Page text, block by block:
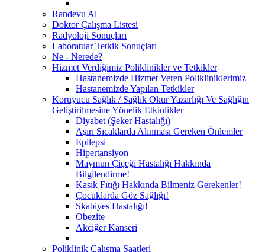
Randevu Al
Doktor Çalışma Listesi
Radyoloji Sonuçları
Laboratuar Tetkik Sonuçları
Ne - Nerede?
Hizmet Verdiğimiz Poliklinikler ve Tetkikler
Hastanemizde Hizmet Veren Polikliniklerimiz
Hastanemizde Yapılan Tetkikler
Koruyucu Sağlık / Sağlık Okur Yazarlığı Ve Sağlığın
Geliştirilmesine Yönelik Etkinlikler
Diyabet (Şeker Hastalığı)
Aşırı Sıcaklarda Alınması Gereken Önlemler
Epilepsi
Hipertansiyon
Maymun Çiçeği Hastalığı Hakkında
Bilgilendirme!
Kasık Fıtığı Hakkında Bilmeniz Gerekenler!
Çocuklarda Göz Sağlığı!
Skabiyes Hastalığı!
Obezite
Akciğer Kanseri
Poliklinik Çalışma Saatleri